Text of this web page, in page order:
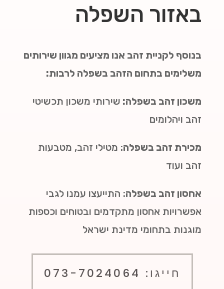
באזור השפלה
בנוסף לקניית זהב אנו מציעים מגוון שירותים
משלימים בתחום הזהב בשפלה לרבות:
משכון זהב בשפלה: שירותי משכון תכשיטי
זהב ויהלומים
מכירת זהב בשפלה: מטילי זהב, מטבעות
זהב ועוד
אחסון זהב בשפלה: התייעצו עמנו לגבי
אפשרויות אחסון מתקדמים ובטוחים וכספות
מוגנות בתחומי מדינת ישראל
חייגו: 073-7024064